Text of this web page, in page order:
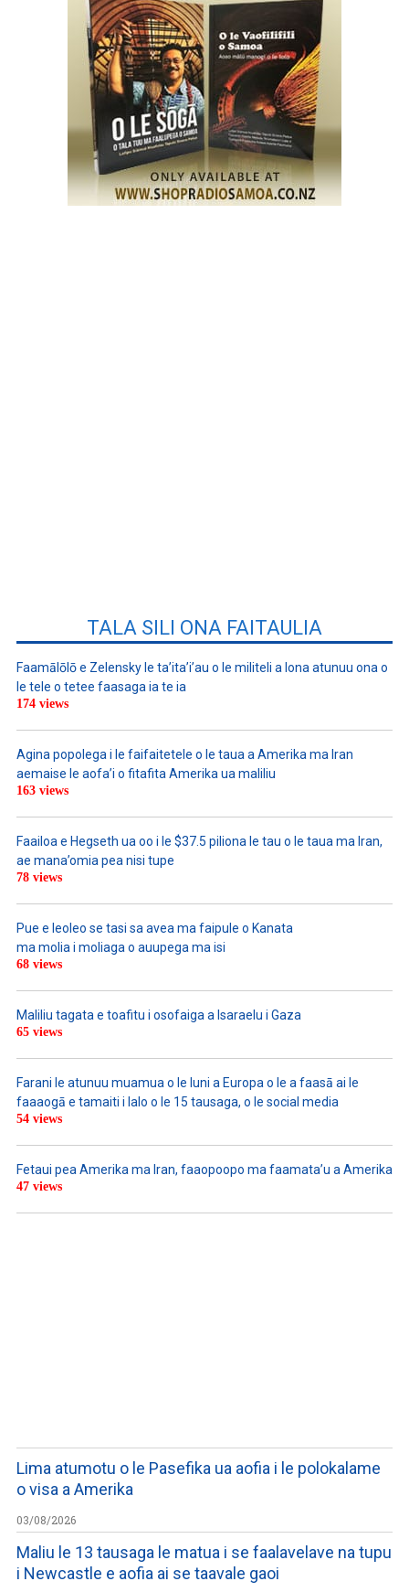
TALA SILI ONA FAITAULIA
Faamālōlō e Zelensky le ta’ita’i’au o le militeli a lona atunuu ona o
le tele o tetee faasaga ia te ia
174 views
Agina popolega i le faifaitetele o le taua a Amerika ma Iran
aemaise le aofa’i o fitafita Amerika ua maliliu
163 views
Faailoa e Hegseth ua oo i le $37.5 piliona le tau o le taua ma Iran,
ae mana’omia pea nisi tupe
78 views
Pue e leoleo se tasi sa avea ma faipule o Kanata
ma molia i moliaga o auupega ma isi
68 views
Maliliu tagata e toafitu i osofaiga a Isaraelu i Gaza
65 views
Farani le atunuu muamua o le Iuni a Europa o le a faasā ai le
faaaogā e tamaiti i lalo o le 15 tausaga, o le social media
54 views
Fetaui pea Amerika ma Iran, faaopoopo ma faamata’u a Amerika
47 views
Lima atumotu o le Pasefika ua aofia i le polokalame
o visa a Amerika
03/08/2026
Maliu le 13 tausaga le matua i se faalavelave na tupu
i Newcastle e aofia ai se taavale gaoi